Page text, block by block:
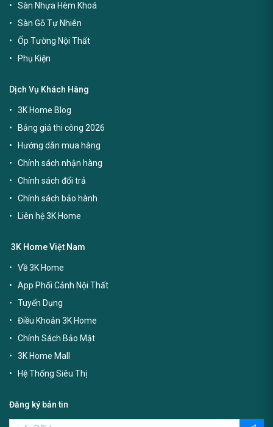
Sàn Nhựa Hèm Khoá
Sàn Gỗ Tự Nhiên
Ốp Tường Nội Thất
Phụ Kiện
Dịch Vụ Khách Hàng
3K Home Blog
Bảng giá thi công 2026
Hướng dẫn mua hàng
Chính sách nhận hàng
Chính sách đổi trả
Chính sách bảo hành
Liên hệ 3K Home
3K Home Việt Nam
Về 3K Home
App Phối Cảnh Nội Thất
Tuyển Dụng
Điều Khoản 3K Home
Chính Sách Bảo Mật
3K Home Mall
Hệ Thống Siêu Thị
Đăng ký bản tin